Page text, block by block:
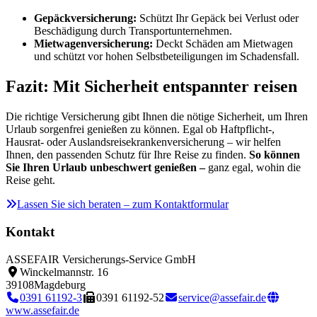
Gepäckversicherung: Schützt Ihr Gepäck bei Verlust oder
Beschädigung durch Transportunternehmen.
Mietwagenversicherung: Deckt Schäden am Mietwagen
und schützt vor hohen Selbstbeteiligungen im Schadensfall.
Fazit: Mit Sicherheit entspannter reisen
Die richtige Versicherung gibt Ihnen die nötige Sicherheit, um Ihren
Urlaub sorgenfrei genießen zu können. Egal ob Haftpflicht-,
Hausrat- oder Auslandsreisekrankenversicherung – wir helfen
Ihnen, den passenden Schutz für Ihre Reise zu finden. So können
Sie Ihren Urlaub unbeschwert genießen –ganz egal, wohin die
Reise geht.
Lassen Sie sich beraten – zum Kontaktformular
Kontakt
ASSEFAIR Versicherungs-Service GmbH
Winckelmannstr. 16
39108Magdeburg
0391 61192-3
0391 61192-52
service@assefair.de
www.assefair.de